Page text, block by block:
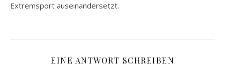
Extremsport auseinandersetzt.
EINE ANTWORT SCHREIBEN